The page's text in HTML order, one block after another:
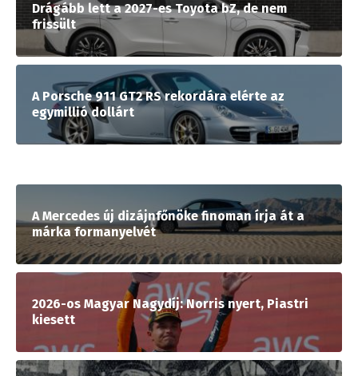
Drágább lett a 2027-es Toyota bZ, de nem
frissült
A Porsche 911 GT2 RS rekordára elérte az
egymillió dollárt
A Mercedes új dizájnfőnöke finoman írja át a
márka formanyelvét
2026-os Magyar Nagydíj: Norris nyert, Piastri
kiesett